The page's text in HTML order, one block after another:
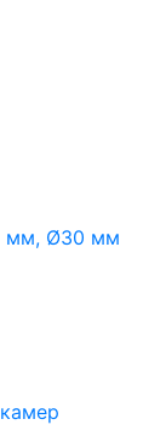
мм, Ø30 мм